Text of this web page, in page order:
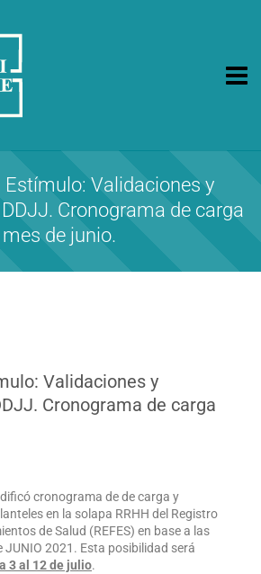
de Diagnóstico Médico
Validaciones y
Cronograma de carga
mes de junio.
Validaciones y
Cronograma de carga
cronograma de de carga y
en la solapa RRHH del Registro
de Salud (REFES) en base a las
JUNIO 2021. Esta posibilidad será
3 al 12 de julio.